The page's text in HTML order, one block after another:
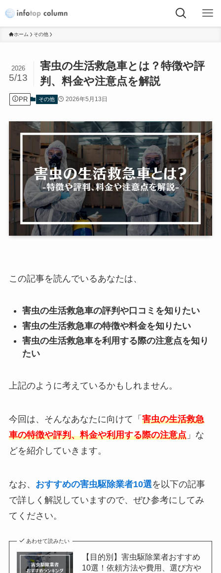
ホーム その他
害虫の生活救急車とは？特徴や評
判、料金や注意点を解説
2026
5/13
PR その他 2026年5月13日
この記事を読んでいるあなたは、
害虫の生活救急車の評判や口コミを知りたい
害虫の生活救急車の特徴や料金を知りたい
害虫の生活救急車を利用する際の注意点を知り
たい
上記のように考えているかもしれません。
今回は、そんなあなたに向けて「 害虫の生活救急
車の特徴や評判、料金や利用する際の注意点」な
どを紹介していきます。
なお、 おすすめの害虫駆除業者10選を以下の記事
で詳しく解説していますので、ぜひ参考にしてみ
てください。
あわせて読みたい
【目的別】害虫駆除業者おすすめ
10選！依頼方法や費用、選び方や